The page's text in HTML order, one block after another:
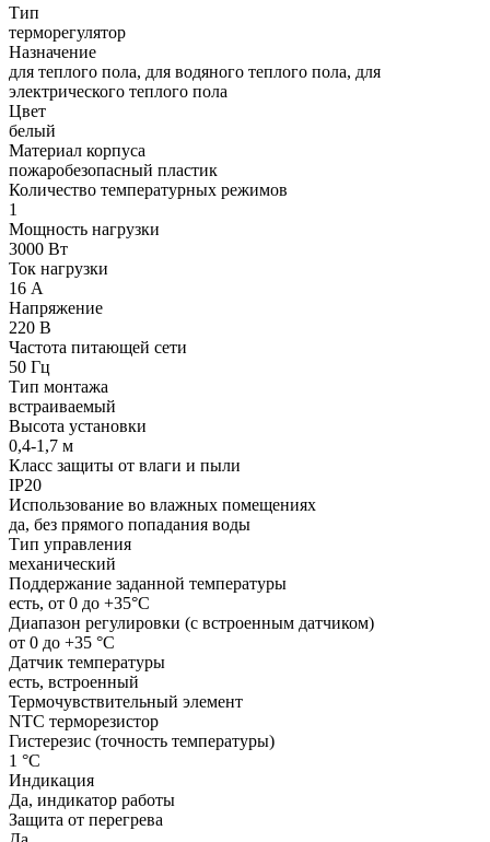
Тип
терморегулятор
Назначение
для теплого пола, для водяного теплого пола, для
электрического теплого пола
Цвет
белый
Материал корпуса
пожаробезопасный пластик
Количество температурных режимов
1
Мощность нагрузки
3000 Вт
Ток нагрузки
16 А
Напряжение
220 В
Частота питающей сети
50 Гц
Тип монтажа
встраиваемый
Высота установки
0,4-1,7 м
Класс защиты от влаги и пыли
IP20
Использование во влажных помещениях
да, без прямого попадания воды
Тип управления
механический
Поддержание заданной температуры
есть, от 0 до +35°С
Диапазон регулировки (с встроенным датчиком)
от 0 до +35 °С
Датчик температуры
есть, встроенный
Термочувствительный элемент
NTC терморезистор
Гистерезис (точность температуры)
1 °С
Индикация
Да, индикатор работы
Защита от перегрева